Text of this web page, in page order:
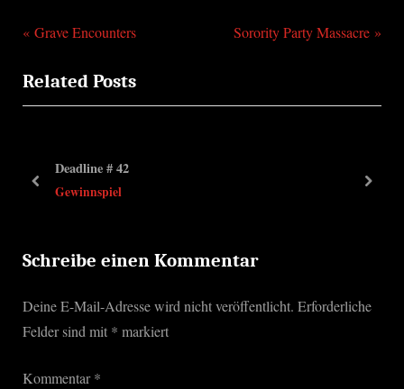
Beitragsnavigation
P
e
v
u
o
t
:
Grave Encounters
N
t
Sorority Party Massacre
Related Posts
Deadline # 42
Gewinnspiel
prev next
Schreibe einen Kommentar
Deine E-Mail-Adresse wird nicht veröffentlicht. Erforderliche
Felder sind mit * markiert
Kommentar*